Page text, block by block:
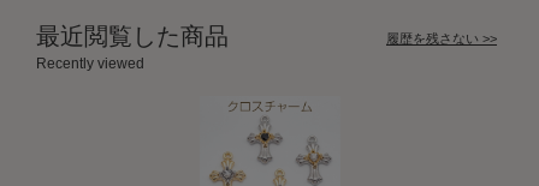
最近閲覧した商品
Recently viewed
履歴を残さない >>